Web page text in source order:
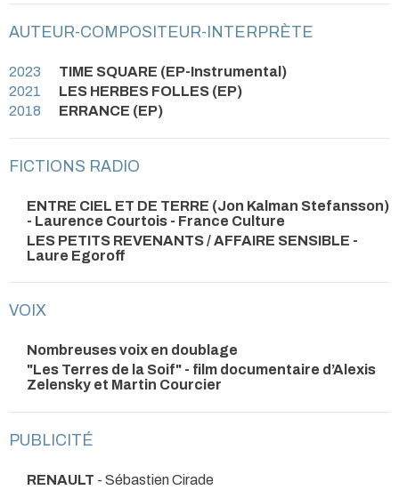
AUTEUR-COMPOSITEUR-INTERPRÈTE
2023
TIME SQUARE (EP-Instrumental)
2021
LES HERBES FOLLES (EP)
2018
ERRANCE (EP)
FICTIONS RADIO
ENTRE CIEL ET DE TERRE (Jon Kalman Stefansson)
- Laurence Courtois - France Culture
LES PETITS REVENANTS / AFFAIRE SENSIBLE -
Laure Egoroff
VOIX
Nombreuses voix en doublage
"Les Terres de la Soif" - film documentaire d’Alexis
Zelensky et Martin Courcier
PUBLICITÉ
RENAULT - Sébastien Cirade